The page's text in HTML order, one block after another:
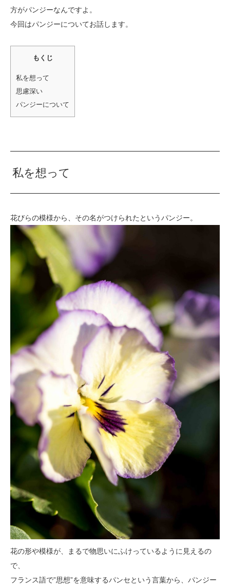
方がパンジーなんですよ。
今回はパンジーについてお話します。
もくじ
私を想って
思慮深い
パンジーについて
私を想って
花びらの模様から、その名がつけられたというパンジー。
花の形や模様が、まるで物思いにふけっているように見えるの
で、
フランス語で”思想”を意味するパンセという言葉から、パンジー